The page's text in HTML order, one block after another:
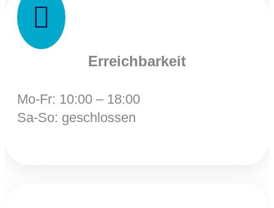

Erreichbarkeit
Mo-Fr: 10:00 – 18:00
Sa-So: geschlossen